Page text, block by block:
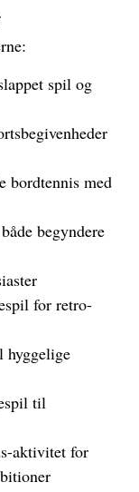
spil og
bordtennis med
begyndere
for retro-
til
aktivitet for